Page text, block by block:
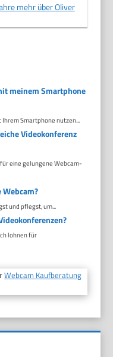
mehr über Oliver
meinem Smartphone
Ihrem Smartphone nutzen...
Videokonferenz
eine gelungene Webcam-
und pflegst, um...
lohnen für
Webcam Kaufberatung